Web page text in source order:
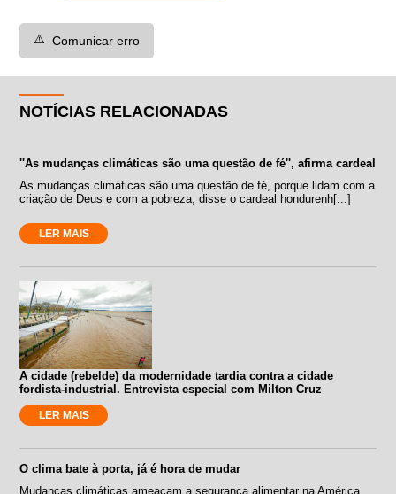
⚠️ Comunicar erro
NOTÍCIAS RELACIONADAS
''As mudanças climáticas são uma questão de fé'', afirma cardeal
As mudanças climáticas são uma questão de fé, porque lidam com a
criação de Deus e com a pobreza, disse o cardeal hondurenh[...]
LER MAIS
A cidade (rebelde) da modernidade tardia contra a cidade
fordista-industrial. Entrevista especial com Milton Cruz
LER MAIS
O clima bate à porta, já é hora de mudar
Mudanças climáticas ameaçam a segurança alimentar na América